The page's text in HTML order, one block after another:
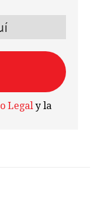
Legal y la